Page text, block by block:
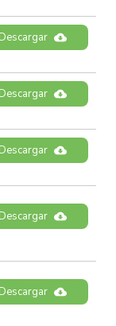
Descargar
Descargar
Descargar
Descargar
Descargar